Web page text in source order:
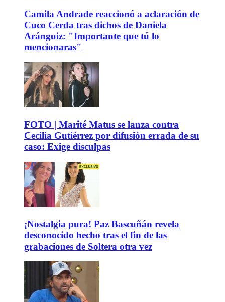
Camila Andrade reaccionó a aclaración de
Cuco Cerda tras dichos de Daniela
Aránguiz: "Importante que tú lo
mencionaras"
FOTO | Marité Matus se lanza contra
Cecilia Gutiérrez por difusión errada de su
caso: Exige disculpas
¡Nostalgia pura! Paz Bascuñán revela
desconocido hecho tras el fin de las
grabaciones de Soltera otra vez